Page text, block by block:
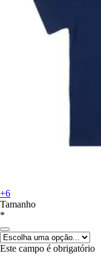
+6
Tamanho
*
Este campo é obrigatório